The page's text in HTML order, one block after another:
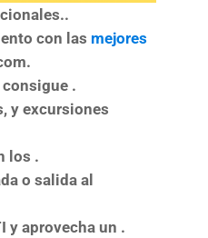
con las mejores
consigue .
y excursiones
los .
o salida al
y aprovecha un .